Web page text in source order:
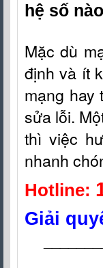
hệ số
Mặc dù
định và ít
mạng hay
sửa lỗi.
thì việc
nhanh
Hotline:
Giải